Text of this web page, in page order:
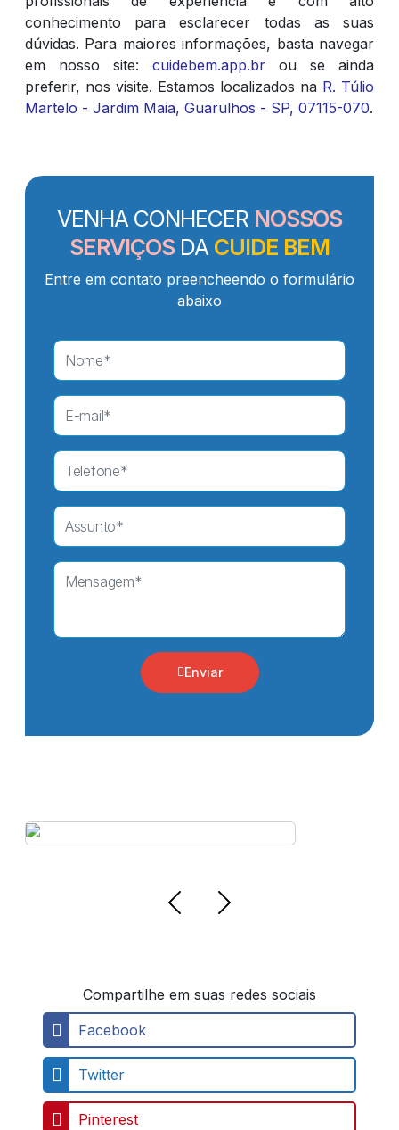
conhecimento para esclarecer todas as suas
dúvidas. Para maiores informações, basta navegar
em nosso site: cuidebem.app.br ou se ainda
preferir, nos visite. Estamos localizados na R. Túlio
Martelo - Jardim Maia, Guarulhos - SP, 07115-070.
VENHA CONHECER NOSSOS
SERVIÇOSDA CUIDE BEM
Entre em contato preencheendo o formulário
abaixo
Enviar
Empresa de Ambulância Região
Compartilhe em suas redes sociais
Facebook
Twitter
Pinterest